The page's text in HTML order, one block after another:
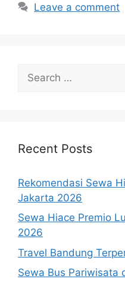
Leave a comment
for:
Recent Posts
Rekomendasi Sewa
Jakarta 2026
Sewa Hiace Premio
2026
Travel Bandung
Sewa Bus Pariwisata